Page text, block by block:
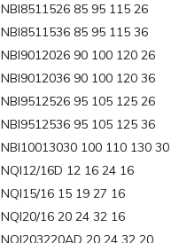
NBI8511526 85 95 115 26
NBI8511536 85 95 115 36
NBI9012026 90 100 120 26
NBI9012036 90 100 120 36
NBI9512526 95 105 125 26
NBI9512536 95 105 125 36
NBI10013030 100 110 130 30
NQI12/16D 12 16 24 16
NQI15/16 15 19 27 16
NQI20/16 20 24 32 16
NQI203220AD 20 24 32 20